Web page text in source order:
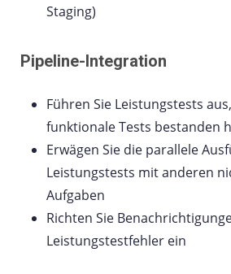
Staging)
Pipeline-Integration
Führen Sie Leistungstests
funktionale Tests bestanden
Erwägen Sie die parallele
Leistungstests mit anderen
Aufgaben
Richten Sie
Leistungstestfehler ein